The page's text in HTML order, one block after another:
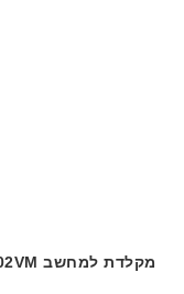
מקלדת למחשב Asus GL502VM